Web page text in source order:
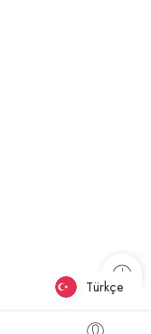
Türkçe
Türkçe